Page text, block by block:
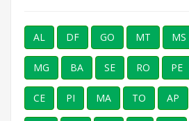
AL DF GO MT MS
MG BA SE RO PE
CE PI MA TO AP